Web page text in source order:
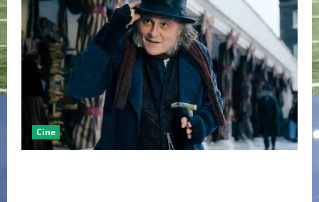
Cine